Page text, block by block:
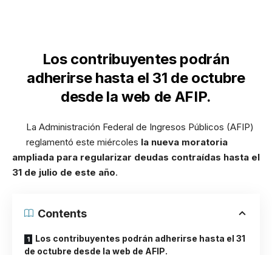
Los contribuyentes podrán
adherirse hasta el 31 de octubre
desde la web de AFIP.
La Administración Federal de Ingresos Públicos (AFIP)
reglamentó este miércoles la nueva moratoria
ampliada para regularizar deudas contraídas hasta el
31 de julio de este año.
Contents
Los contribuyentes podrán adherirse hasta el 31
de octubre desde la web de AFIP.